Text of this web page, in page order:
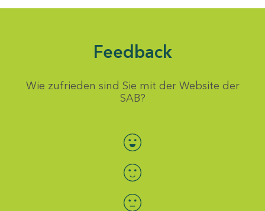
Feedback
Wie zufrieden sind Sie mit der Website der
SAB?
Bewertung auswählen